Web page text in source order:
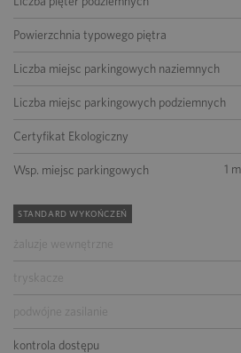
Powierzchnia typowego piętra
Liczba miejsc parkingowych naziemnych
Liczba miejsc parkingowych podziemnych
Certyfikat Ekologiczny
Wsp. miejsc parkingowych 1
STANDARD WYKOŃCZEŃ
żaluzje wewnętrzne
tryskacze
podwójne zasilanie
kontrola dostępu